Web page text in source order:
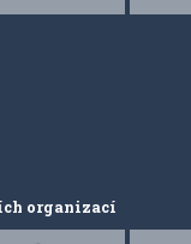
organizací